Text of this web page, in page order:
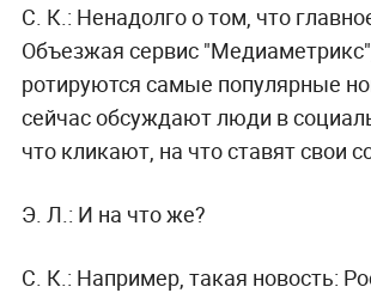
С. К.: Ненадолго о том, что
Объезжая сервис
ротируются самые популярные
сейчас обсуждают люди в
что кликают, на что ставят свои
Э. Л.: И на что же?
С. К.: Например, такая новость: